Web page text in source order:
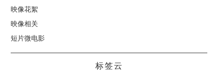
映像花絮
映像相关
短片微电影
标签云